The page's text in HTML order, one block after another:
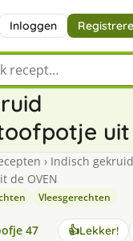
Inloggen
recept
uit
› Indisch gekruid
de OVEN
Vleesgerechten
47 👍Lekker!